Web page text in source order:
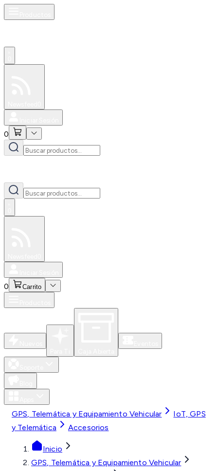
0
0 Carrito
GPS, Telemática y Equipamiento Vehicular
IoT, GPS
y Telemática
Accesorios
Inicio
GPS, Telemática y Equipamiento Vehicular